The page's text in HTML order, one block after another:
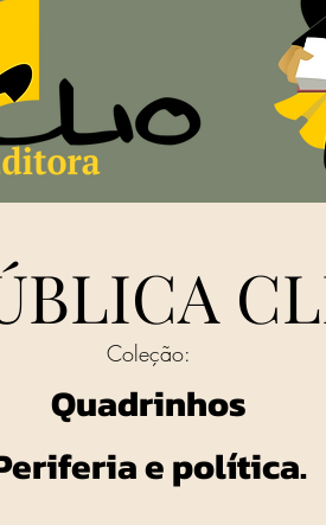
Coleção:
Quadrinhos
e política.